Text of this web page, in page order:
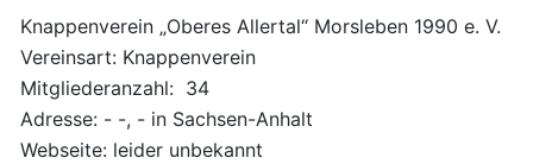
Knappenverein „Oberes Allertal“ Morsleben 1990 e. V.
Vereinsart: Knappenverein
Mitgliederanzahl: 34
Adresse: - -, - in Sachsen-Anhalt
Webseite: leider unbekannt